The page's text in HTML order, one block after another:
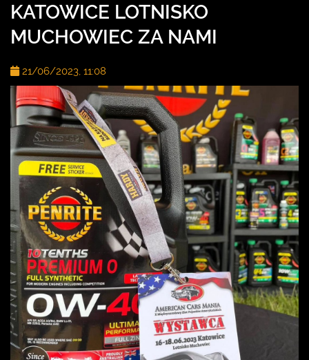
KATOWICE LOTNISKO
MUCHOWIEC ZA NAMI
21/06/2023, 11:08